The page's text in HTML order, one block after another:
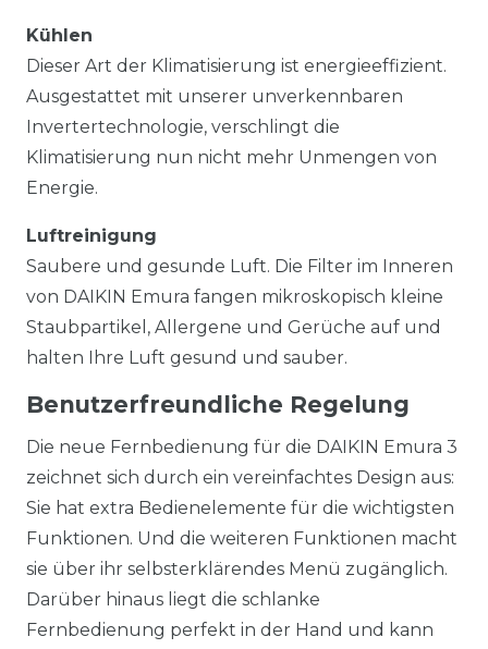
Kühlen
Dieser Art der Klimatisierung ist energieeffizient.
Ausgestattet mit unserer unverkennbaren
Invertertechnologie, verschlingt die
Klimatisierung nun nicht mehr Unmengen von
Energie.
Luftreinigung
Saubere und gesunde Luft. Die Filter im Inneren
von DAIKIN Emura fangen mikroskopisch kleine
Staubpartikel, Allergene und Gerüche auf und
halten Ihre Luft gesund und sauber.
Benutzerfreundliche Regelung
Die neue Fernbedienung für die DAIKIN Emura 3
zeichnet sich durch ein vereinfachtes Design aus:
Sie hat extra Bedienelemente für die wichtigsten
Funktionen. Und die weiteren Funktionen macht
sie über ihr selbsterklärendes Menü zugänglich.
Darüber hinaus liegt die schlanke
Fernbedienung perfekt in der Hand und kann